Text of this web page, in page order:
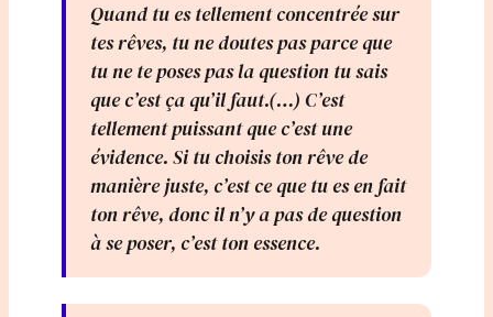
Quand tu es tellement concentrée sur
tes rêves, tu ne doutes pas parce que
tu ne te poses pas la question tu sais
que c’est ça qu’il faut.(…) C’est
tellement puissant que c’est une
évidence. Si tu choisis ton rêve de
manière juste, c’est ce que tu es en fait
ton rêve, donc il n’y a pas de question
à se poser, c’est ton essence.